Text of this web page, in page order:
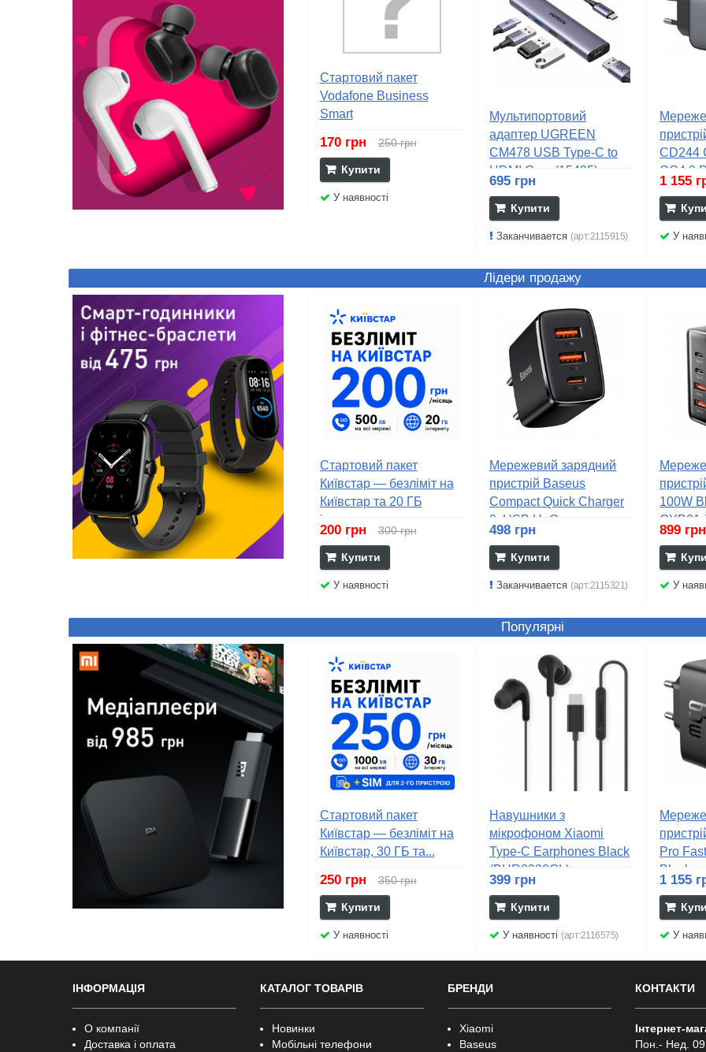
Стартовий пакет
Vodafone Business
Smart
170 грн 250 грн
Купити
У наявності
Мультипортовий
адаптер UGREEN
CM478 USB Type-C to
HDMI Gray (15495)
695 грн
Купити
Заканчивается(арт:2115915)
CD244
QC4.0
1 155
У
Лідери продажу
Стартовий пакет
Київстар — безліміт на
Київстар та 20 ГБ
інтернету
200 грн 300 грн
Купити
У наявності
Мережевий зарядний
пристрій Baseus
Compact Quick Charger
2xUSB U+C...
498 грн
Купити
Заканчивается(арт:2115321)
100W
899
У
Популярні
Стартовий пакет
Київстар — безліміт на
Київстар, 30 ГБ та...
250 грн 350 грн
Купити
У наявності
Навушники з
мікрофоном Xiaomi
Type-C Earphones Black
(BHR8930GL)
399 грн
Купити
У наявності(арт:2116575)
Pro
Black...
1 155
У
ІНФОРМАЦІЯ
О компанії
Доставка і оплата
КАТАЛОГ ТОВАРІВ
Новинки
Мобільні телефони
БРЕНДИ
Xiaomi
Baseus
КОНТАКТИ
Інтернет-
Пон.- Нед.